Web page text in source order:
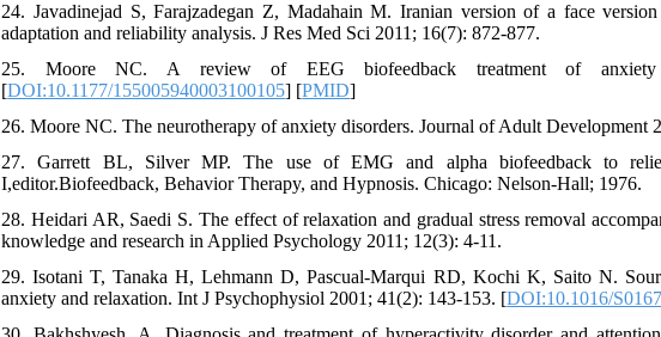
24. Javadinejad S, Farajzadegan Z, Madahain M. Iranian version of a face
adaptation and reliability analysis. J Res Med Sci 2011; 16(7): 872-877.
25. Moore NC. A review of EEG biofeedback treatment of anxiety
[DOI:10.1177/155005940003100105] [PMID]
26. Moore NC. The neurotherapy of anxiety disorders. Journal of Adult Development
27. Garrett BL, Silver MP. The use of EMG and alpha biofeedback to
I,editor.Biofeedback, Behavior Therapy, and Hypnosis. Chicago: Nelson-Hall; 1976.
28. Heidari AR, Saedi S. The effect of relaxation and gradual stress removal
knowledge and research in Applied Psychology 2011; 12(3): 4-11.
29. Isotani T, Tanaka H, Lehmann D, Pascual-Marqui RD, Kochi K, Saito N.
anxiety and relaxation. Int J Psychophysiol 2001; 41(2): 143-153. [DOI:10.1016/